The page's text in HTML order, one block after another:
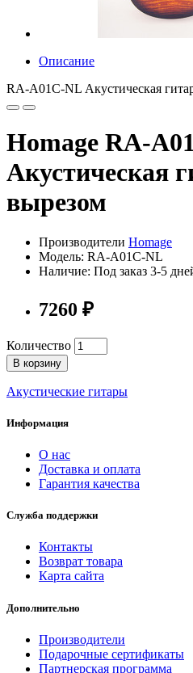
Описание
RA-A01C-NL Акустическая
Homage RA-
Акустическая
вырезом
Производители Homage
Модель: RA-A01C-NL
Наличие: Под заказ 3-5
7260 ₽
Количество
В корзину
Акустические гитары
Информация
О нас
Доставка и оплата
Гарантия качества
Служба поддержки
Контакты
Возврат товара
Карта сайта
Дополнительно
Производители
Подарочные сертификаты
Партнерская программа